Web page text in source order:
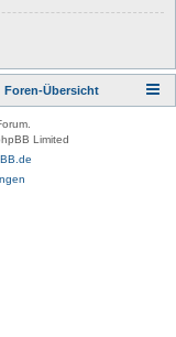
Foren-Übersicht
Limited